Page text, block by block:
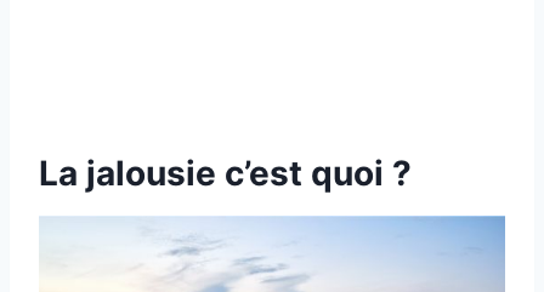
La jalousie c’est quoi ?